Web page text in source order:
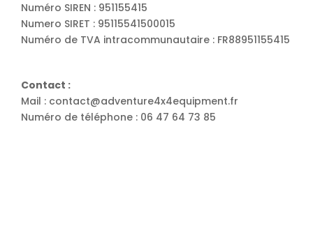
Numéro SIREN : 951155415
Numero SIRET : 95115541500015
Numéro de TVA intracommunautaire : FR88951155415
Contact :
Mail : contact@adventure4x4equipment.fr
Numéro de téléphone : 06 47 64 73 85